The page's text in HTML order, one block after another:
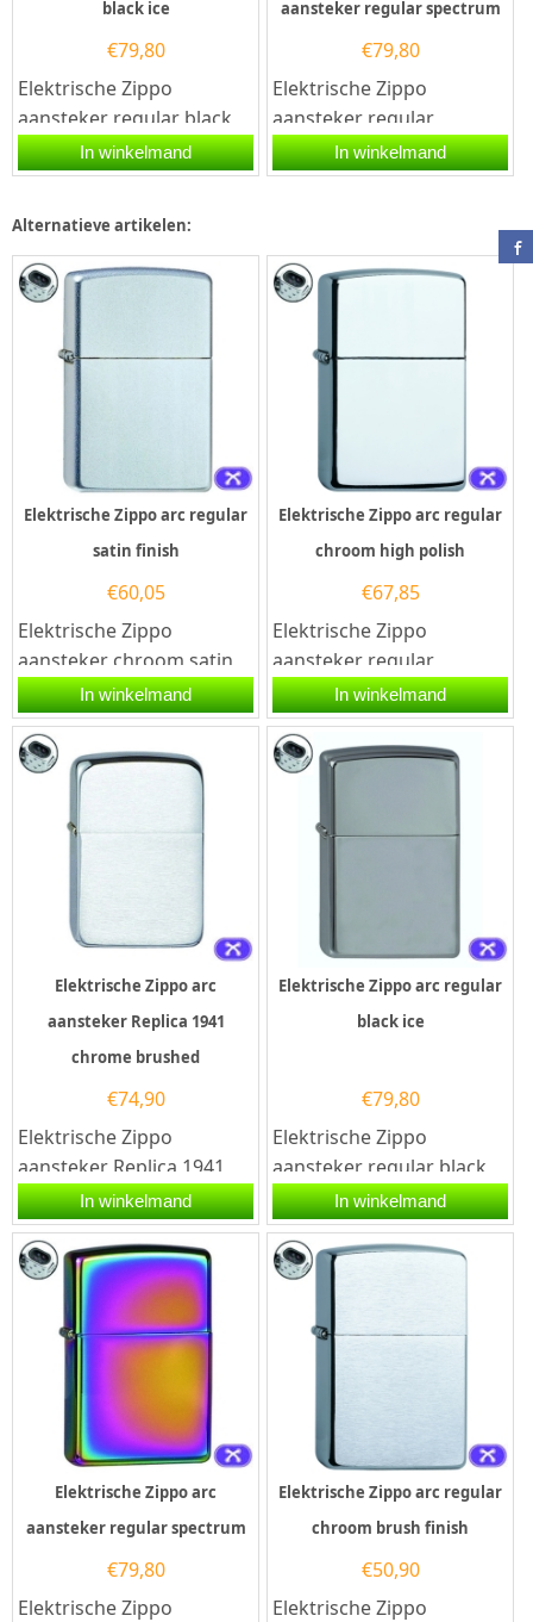
black ice
€79,80
Elektrische Zippo
aansteker regular black
ice. Deze Zippo aansteker
heeft een hoogglans
In winkelmand
aansteker regular spectrum
€79,80
Elektrische Zippo
aansteker regular
spectrum. Deze Zippo
aansteker heeft een
In winkelmand
Alternatieve artikelen:
Elektrische Zippo arc regular
satin finish
€60,05
Elektrische Zippo
aansteker chroom satin
finish. Deze Zippo
aansteker heeft een mat
chromen...
In winkelmand
Elektrische Zippo arc regular
chroom high polish
€67,85
Elektrische Zippo
aansteker regular
chroom high polish met
een dubbele arc...
In winkelmand
Elektrische Zippo arc
aansteker Replica 1941
chrome brushed
€74,90
Elektrische Zippo
aansteker Replica 1941
chrome brushed. Deze
Zippo aansteker heeft
een geborsteld...
In winkelmand
Elektrische Zippo arc regular
black ice
€79,80
Elektrische Zippo
aansteker regular black
ice. Deze Zippo aansteker
heeft een hoogglans
black ice...
In winkelmand
Elektrische Zippo arc
aansteker regular spectrum
€79,80
Elektrische Zippo
Elektrische Zippo arc regular
chroom brush finish
€50,90
Elektrische Zippo